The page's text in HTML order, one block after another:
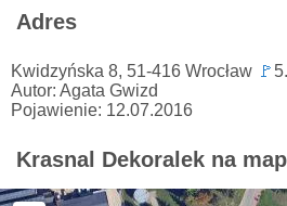
Adres
Kwidzyńska 8, 51-416 Wrocław 🚩
Autor: Agata Gwizd
Pojawienie: 12.07.2016
Krasnal Dekoralek na